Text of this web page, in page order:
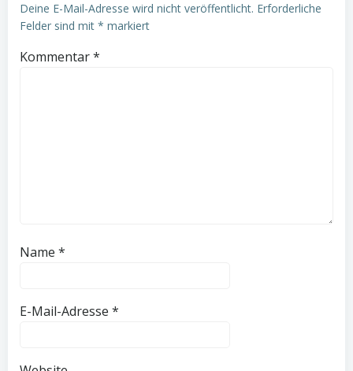
Deine E-Mail-Adresse wird nicht veröffentlicht. Erforderliche
Felder sind mit * markiert
Kommentar*
Name *
E-Mail-Adresse *